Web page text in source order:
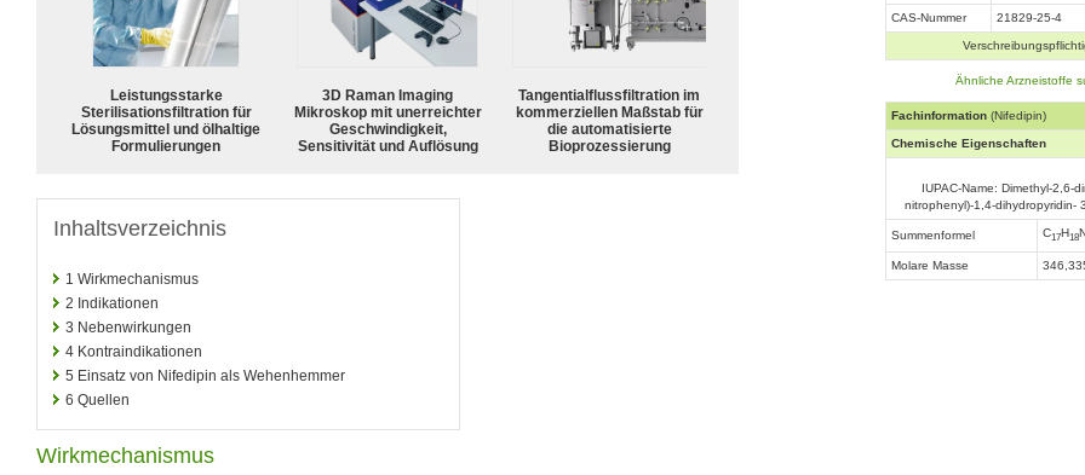
CAS-Nummer 21829-25-4
Ähnliche Arzneistoffe
Fachinformation (Nifedipin)
Chemische Eigenschaften
IUPAC-Name: Dimethyl-2,6-
nitrophenyl)-1,4-dihydropyridin-
Summenformel C17H18
Molare Masse
Leistungsstarke
Sterilisationsfiltration für
Lösungsmittel und ölhaltige
Formulierungen
3D Raman Imaging
Mikroskop mit unerreichter
Geschwindigkeit,
Sensitivität und Auflösung
Tangentialflussfiltration im
kommerziellen Maßstab für
die automatisierte
Bioprozessierung
Inhaltsverzeichnis
1 Wirkmechanismus
2 Indikationen
3 Nebenwirkungen
4 Kontraindikationen
5 Einsatz von Nifedipin als Wehenhemmer
6 Quellen
Wirkmechanismus